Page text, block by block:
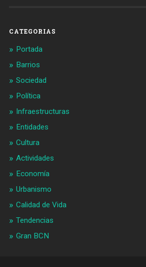
CATEGORIAS
Portada
Barrios
Sociedad
Política
Infraestructuras
Entidades
Cultura
Actividades
Economía
Urbanismo
Calidad de Vida
Tendencias
Gran BCN